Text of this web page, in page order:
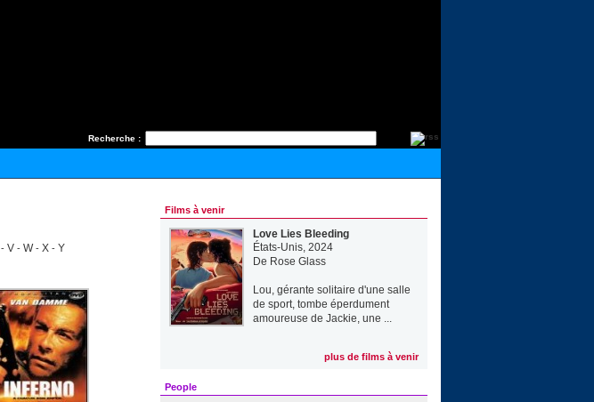
Recherche :
- V - W- X - Y
Films à venir
Love Lies Bleeding
États-Unis, 2024
De Rose Glass
Lou, gérante solitaire d'une salle
de sport, tombe éperdument
amoureuse de Jackie, une ...
plus de films à venir
People